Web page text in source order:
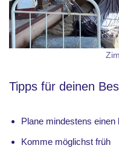
Tipps für deinen
Plane mindestens einen
Komme möglichst früh